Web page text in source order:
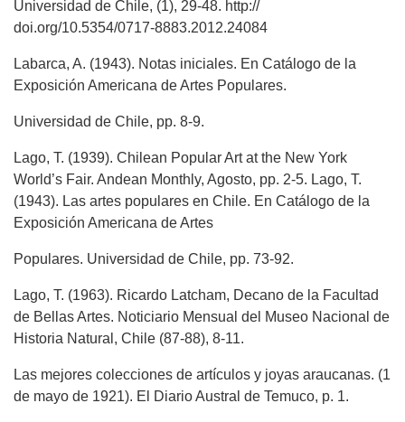
Universidad de Chile, (1), 29-48. http://
doi.org/10.5354/0717-8883.2012.24084
Labarca, A. (1943). Notas iniciales. En Catálogo de la
Exposición Americana de Artes Populares.
Universidad de Chile, pp. 8-9.
Lago, T. (1939). Chilean Popular Art at the New York
World’s Fair. Andean Monthly, Agosto, pp. 2-5. Lago, T.
(1943). Las artes populares en Chile. En Catálogo de la
Exposición Americana de Artes
Populares. Universidad de Chile, pp. 73-92.
Lago, T. (1963). Ricardo Latcham, Decano de la Facultad
de Bellas Artes. Noticiario Mensual del Museo Nacional de
Historia Natural, Chile (87-88), 8-11.
Las mejores colecciones de artículos y joyas araucanas. (1
de mayo de 1921). El Diario Austral de Temuco, p. 1.